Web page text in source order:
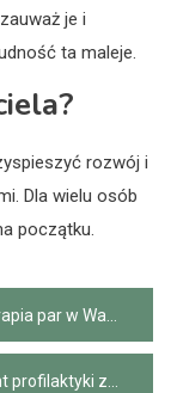
je i
ta maleje.
rozwój i
Dla wielu osób
początku.
w Warszawie
zdrowotnej